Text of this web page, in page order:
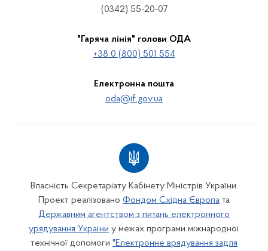
(0342) 55-20-07
"Гаряча лінія" голови ОДА
+38 0 (800) 501 554
Електронна пошта
oda@if.gov.ua
Власність Секретаріату Кабінету Міністрів України.
Проект реалізовано Фондом Східна Європа та
Державним агентством з питань електронного
урядування України у межах програми міжнародної
технічної допомоги "Електронне врядування задля